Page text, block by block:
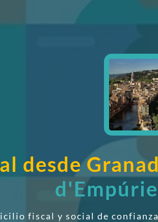
desde
fiscal y social de